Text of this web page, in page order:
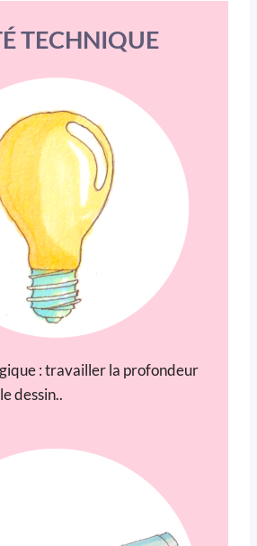
TECHNIQUE
: travailler la profondeur
dessin..